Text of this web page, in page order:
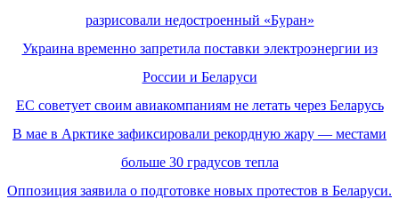
разрисовали недостроенный «Буран»
Украина временно запретила поставки электроэнергии из
России и Беларуси
ЕС советует своим авиакомпаниям не летать через Беларусь
В мае в Арктике зафиксировали рекордную жару — местами
больше 30 градусов тепла
Оппозиция заявила о подготовке новых протестов в Беларуси.